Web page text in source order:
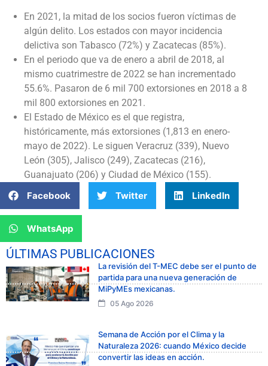
En 2021, la mitad de los socios fueron víctimas de
algún delito. Los estados con mayor incidencia
delictiva son Tabasco (72%) y Zacatecas (85%).
En el periodo que va de enero a abril de 2018, al
mismo cuatrimestre de 2022 se han incrementado
55.6%. Pasaron de 6 mil 700 extorsiones en 2018 a 8
mil 800 extorsiones en 2021.
El Estado de México es el que registra,
históricamente, más extorsiones (1,813 en enero-
mayo de 2022). Le siguen Veracruz (339), Nuevo
León (305), Jalisco (249), Zacatecas (216),
Guanajuato (206) y Ciudad de México (155).
Facebook
Twitter LinkedIn
WhatsApp
ÚLTIMAS PUBLICACIONES
La revisión del T-MEC debe ser el punto de
partida para una nueva generación de
MiPyMEs mexicanas.
05 Ago 2026
Semana de Acción por el Clima y la
Naturaleza 2026: cuando México decide
convertir las ideas en acción.